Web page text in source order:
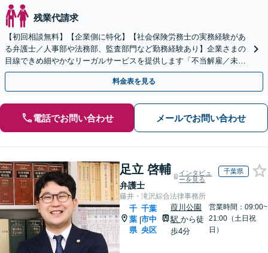
残業代請求
【初回相談無料】【企業側に特化】【社会保険労務士の実務経験があ
る弁護士／人事部や法務部、監査部門など勤務経験あり】企業さまの
目線できめ細やかなリーガルサービスを提供します「不当解雇／未払
い残業代／ハラスメント対策ほか」【休日・夜間相談あり】
料金表を見る
電話でお問い合わせ メールでお問い合わせ
足立 啓輔
弁護士
インタビュ
ーを見る
千葉県
藤井・滝沢綜合法律事務所
千
葉
県
|
千葉
市中
央区
葭川公園
駅から徒
歩4分
営業時間：09:00~
21:00（土日祝
日）